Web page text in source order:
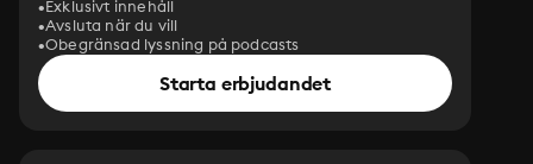
Exklusivt innehåll
Avsluta när du vill
Obegränsad lyssning på podcasts
Starta erbjudandet